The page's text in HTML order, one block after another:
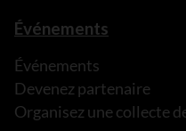
Événements
Événements
Devenez partenaire
Organisez une collecte